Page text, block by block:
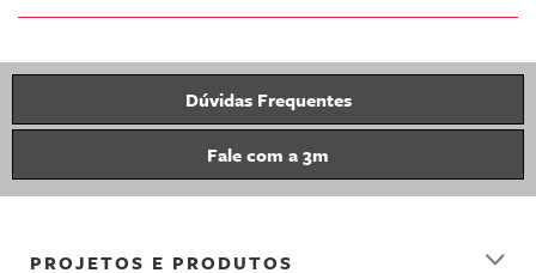
Dúvidas Frequentes
Fale com a 3m
PROJETOS E PRODUTOS